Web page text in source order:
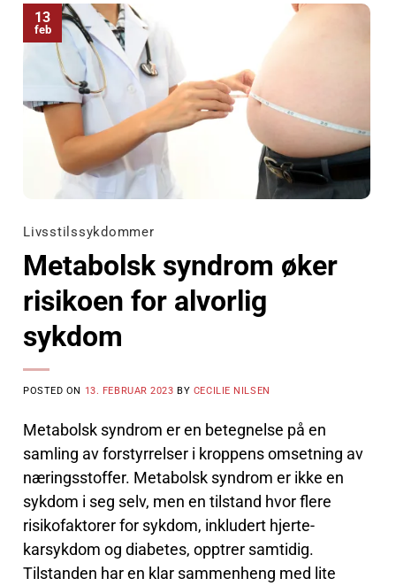
13
feb
Livsstilssykdommer
Metabolsk syndrom øker
risikoen for alvorlig
sykdom
POSTED ON 13. FEBRUAR 2023 BY CECILIE NILSEN
Metabolsk syndrom er en betegnelse på en
samling av forstyrrelser i kroppens omsetning av
næringsstoffer. Metabolsk syndrom er ikke en
sykdom i seg selv, men en tilstand hvor flere
risikofaktorer for sykdom, inkludert hjerte-
karsykdom og diabetes, opptrer samtidig.
Tilstanden har en klar sammenheng med lite